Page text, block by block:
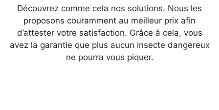
Découvrez comme cela nos solutions. Nous les
proposons couramment au meilleur prix afin
d’attester votre satisfaction. Grâce à cela, vous
avez la garantie que plus aucun insecte dangereux
ne pourra vous piquer.